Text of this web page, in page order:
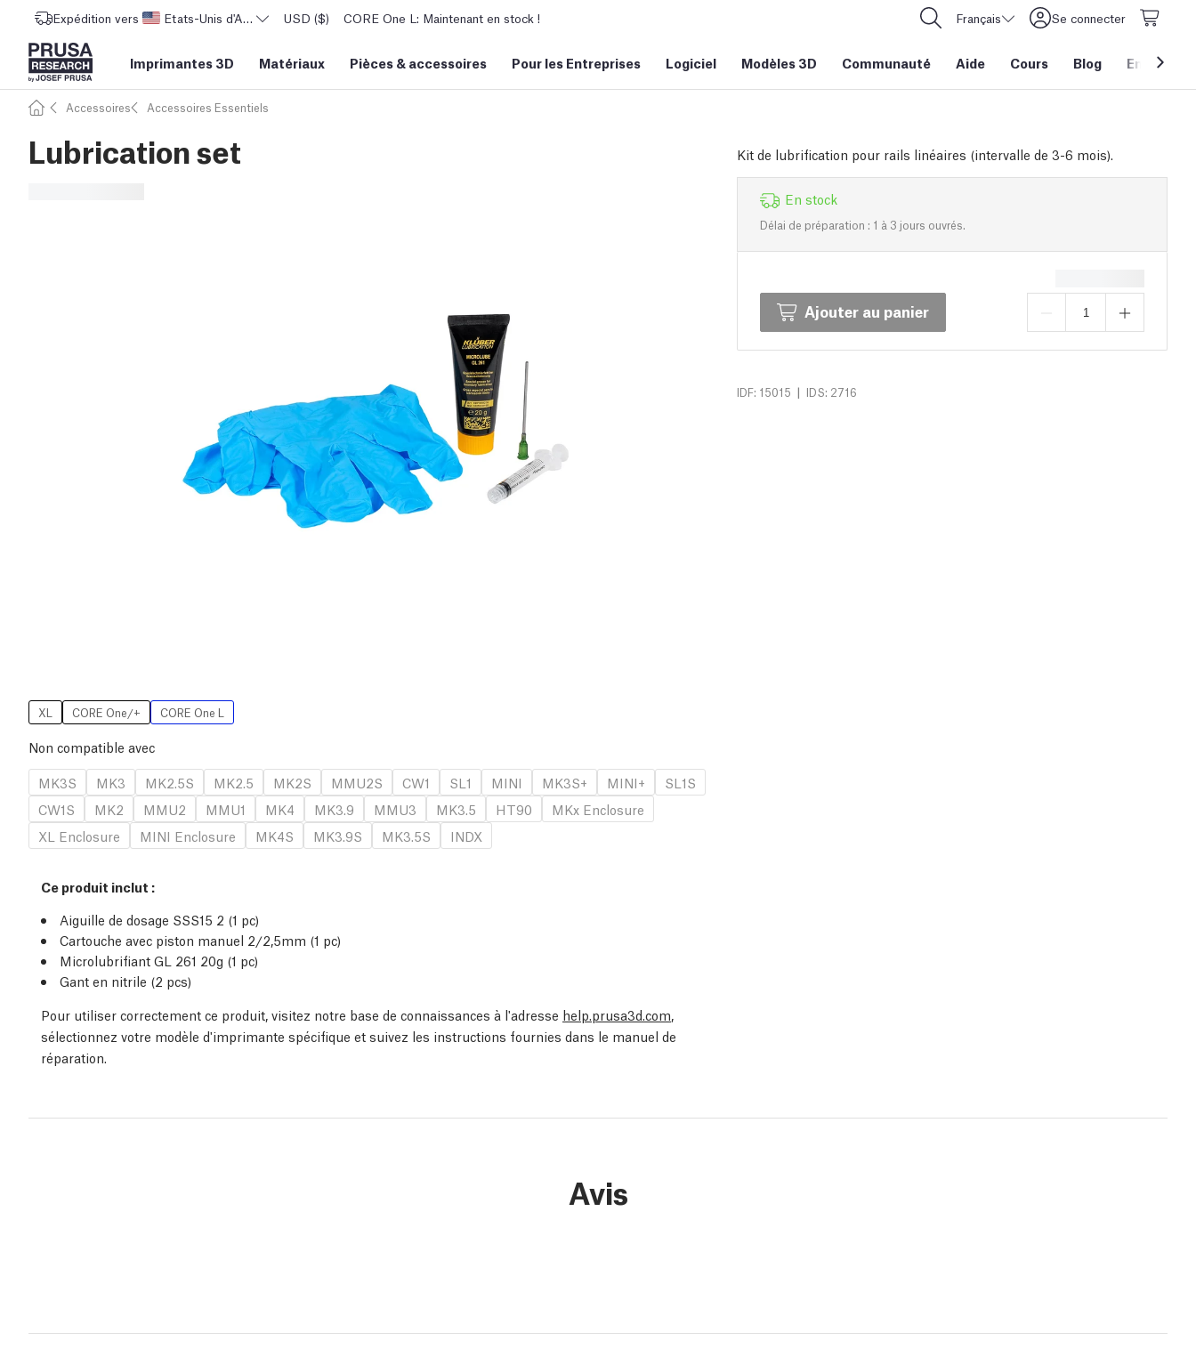
Expédition vers Etats-Unis d'AmériqueUSD ($) CORE One L: Maintenant en stock ! Français Se connecter
Imprimantes 3D Matériaux Pièces & accessoires Pour les Entreprises Logiciel Modèles 3D Communauté Aide Cours Blog Entreprise
Accessoires Accessoires Essentiels
Lubrication set Kit de lubrification pour rails linéaires (intervalle de 3-6 mois).
En stock
Délai de préparation : 1 à 3 jours ouvrés.
Ajouter au panier
IDF: 15015 | IDS: 2716
XL CORE One/+ CORE One L
Non compatible avec
MK3S
MK3 MK2.5S MK2.5 MK2S MMU2S CW1 SL1 MINI MK3S+ MINI+
SL1S
CW1S
MK2 MMU2 MMU1 MK4 MK3.9 MMU3 MK3.5 HT90
MKx Enclosure
XL Enclosure
MINI Enclosure MK4S MK3.9S MK3.5S INDX
Ce produit inclut :
Aiguille de dosage SSS15 2 (1 pc)
Cartouche avec piston manuel 2/2,5mm (1 pc)
Microlubrifiant GL 261 20g (1 pc)
Gant en nitrile (2 pcs)
Pour utiliser correctement ce produit, visitez notre base de connaissances à l'adresse help.prusa3d.com,
sélectionnez votre modèle d'imprimante spécifique et suivez les instructions fournies dans le manuel de
réparation.
Avis